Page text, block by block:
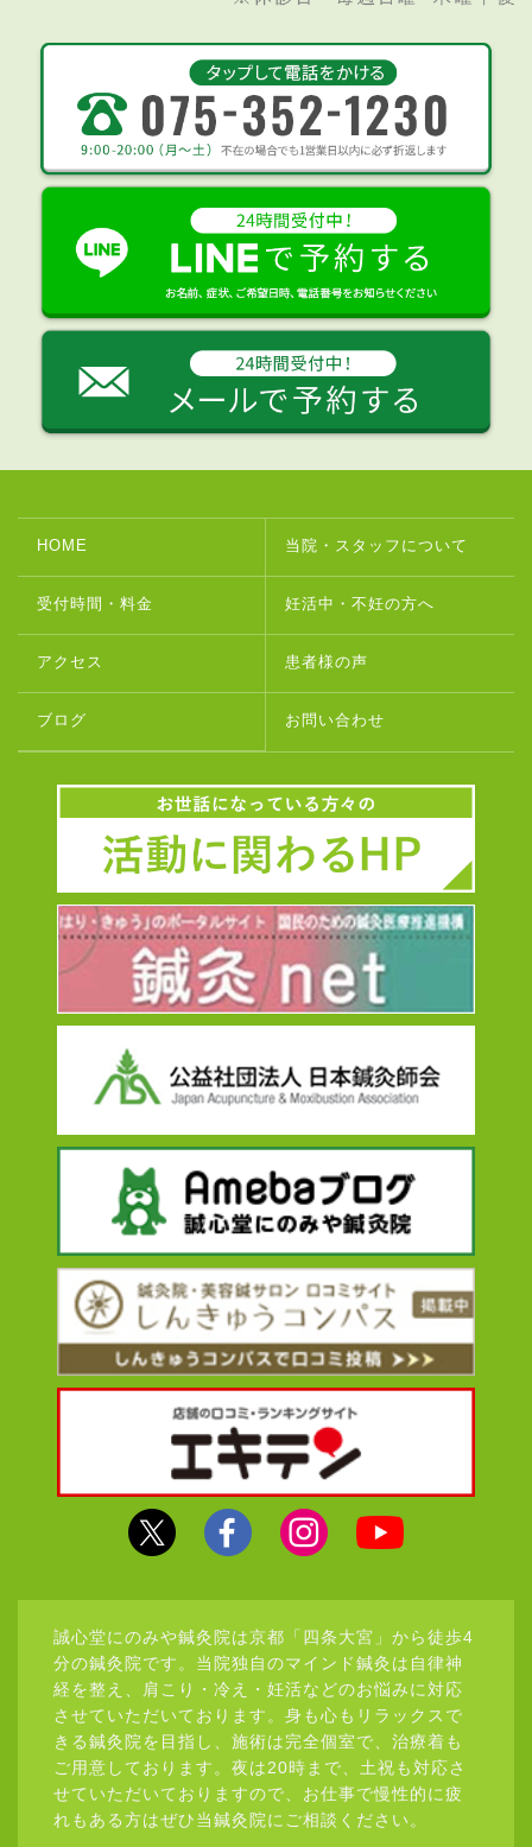
HOME 当院・スタッフについて
受付時間・料金 妊活中・不妊の方へ
アクセス 患者様の声
ブログ お問い合わせ
誠心堂にのみや鍼灸院は京都「四条大宮」から徒歩4
分の鍼灸院です。当院独自のマインド鍼灸は自律神
経を整え、肩こり・冷え・妊活などのお悩みに対応
させていただいております。身も心もリラックスで
きる鍼灸院を目指し、施術は完全個室で、治療着も
ご用意しております。夜は20時まで、土祝も対応さ
せていただいておりますので、お仕事で慢性的に疲
れもある方はぜひ当鍼灸院にご相談ください。